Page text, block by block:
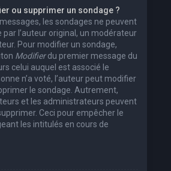
ou supprimer un sondage ?
les sondages ne peuvent
l’auteur original, un modérateur
Pour modifier un sondage,
Modifierdu premier message du
celui auquel est associé le
n’a voté, l’auteur peut modifier
le sondage. Autrement,
et les administrateurs peuvent
Ceci pour empêcher le
les intitulés en cours de